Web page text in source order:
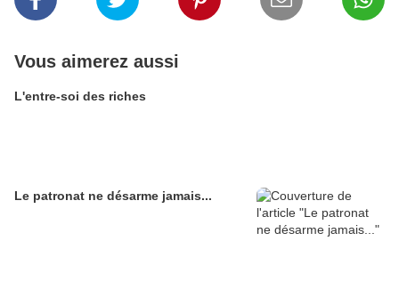
Vous aimerez aussi
L'entre-soi des riches
Le patronat ne désarme jamais...